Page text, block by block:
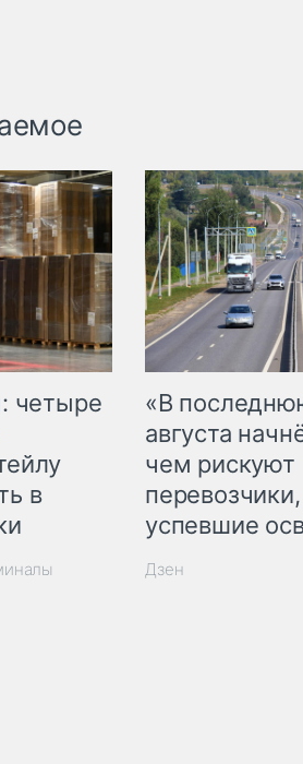
четыре
в
«В
августа
чем рискуют
успевшие
Дзен